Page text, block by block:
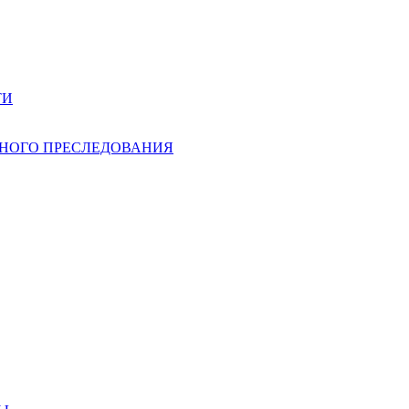
ПРЕСЛЕДОВАНИЯ